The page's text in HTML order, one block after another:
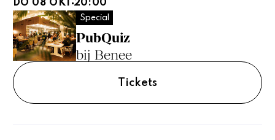
PubQuiz
bij Benee
Special
Tickets
DO 08 OKT 20:00